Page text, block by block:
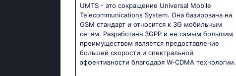
UMTS - это сокращение Universal Mobile
Telecommunications System. Она базирована на
GSM стандарт и относится к 3G мобильным
сетям. Разработана 3GPP и ее самым большим
преимуществом является предоставление
большей скорости и спектральной
эффективности благодаря W-CDMA технологии.